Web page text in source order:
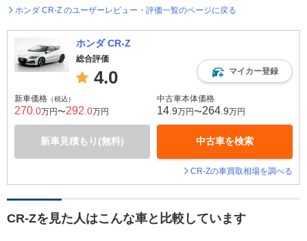
ホンダ CR-Z のユーザーレビュー・評価一覧のページに戻る
ホンダ CR-Z
総合評価
4.0 マイカー登録
新車価格 （税込）
270 .0万円〜292 .0万円
新車見積もり(無料)
中古車本体価格
14 .9万円〜264 .9万円
中古車を検索
CR-Zの車買取相場を調べる
CR-Zを見た人はこんな車と比較しています